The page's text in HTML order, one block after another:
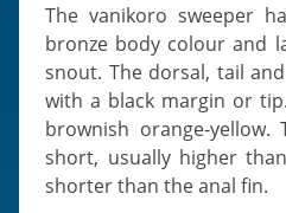
The vanikoro sweeper has a copper-brown or
bronze body colour and
snout. The dorsal, tail
with a black margin or
brownish orange-
short, usually higher
shorter than the anal fin.